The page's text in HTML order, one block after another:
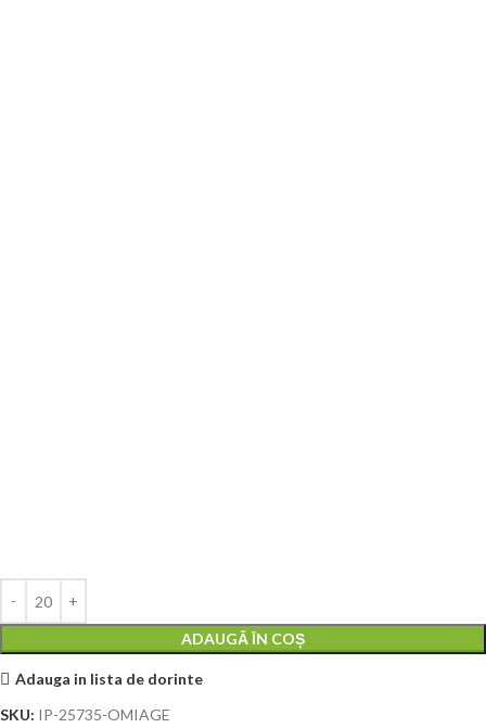
ADAUGĂ ÎN COȘ
Adauga in lista de dorinte
SKU: IP-25735-OMIAGE